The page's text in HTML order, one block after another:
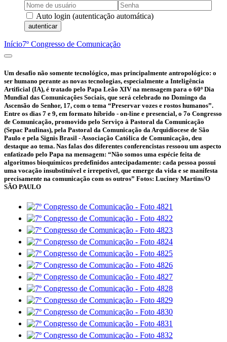
Auto login (autenticação automática)
autenticar
Início7º Congresso de Comunicação
Um desafio não somente tecnológico, mas principalmente antropológico: o
ser humano perante as novas tecnologias, especialmente a Inteligência
Artificial (IA), é tratado pelo Papa Leão XIV na mensagem para o 60º Dia
Mundial das Comunicações Sociais, que será celebrado no Domingo da
Ascensão do Senhor, 17, com o tema “Preservar vozes e rostos humanos”.
Entre os dias 7 e 9, em formato híbrido - on-line e presencial, o 7o Congresso
de Comunicação, promovido pelo Serviço à Pastoral da Comunicação
(Sepac Paulinas), pela Pastoral da Comunicação da Arquidiocese de São
Paulo e pela Signis Brasil - Associação Católica de Comunicação, deu
destaque ao tema. Nas falas dos diferentes conferencistas ressoou um aspecto
enfatizado pelo Papa na mensagem: “Não somos uma espécie feita de
algoritmos bioquímicos predefinidos antecipadamente: cada pessoa possui
uma vocação insubstituível e irrepetível, que emerge da vida e se manifesta
precisamente na comunicação com os outros” Fotos: Luciney Martins/O
SÃO PAULO